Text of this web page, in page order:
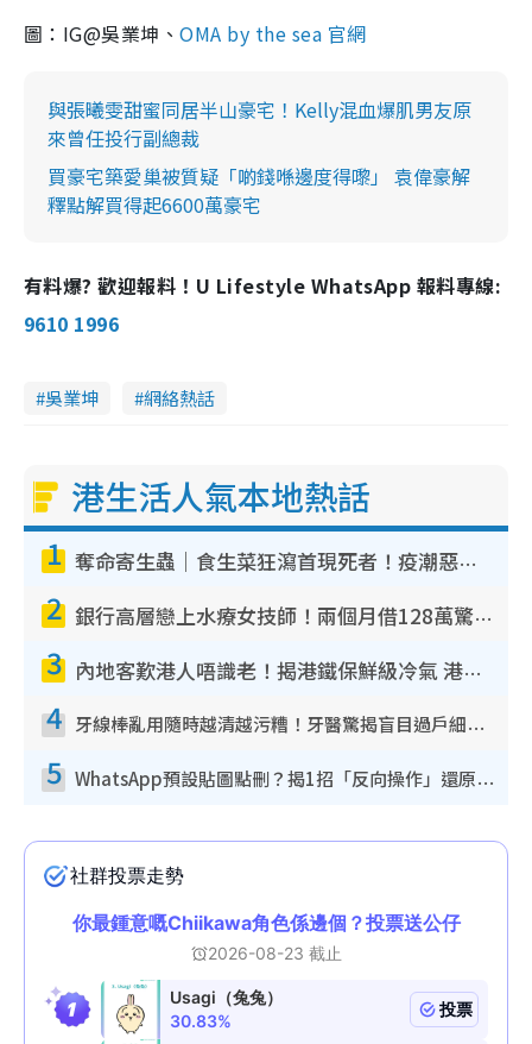
圖：IG@吳業坤、OMA by the sea 官網
與張曦雯甜蜜同居半山豪宅！Kelly混血爆肌男友原
來曾任投行副總裁
買豪宅築愛巢被質疑「啲錢喺邊度得嚟」 袁偉豪解
釋點解買得起6600萬豪宅
有料爆? 歡迎報料！U Lifestyle WhatsApp 報料專線:
9610 1996
吳業坤 網絡熱話
港生活人氣本地熱話
1 奪命寄生蟲｜食生菜狂瀉首現死者！疫潮惡化錄1.8萬宗病例 揭洗菜3大謬誤
2 銀行高層戀上水療女技師！兩個月借128萬驚覺「沉船」沉落火海 揭背後疑似邪教操控賣淫
3 內地客歎港人唔識老！揭港鐵保鮮級冷氣 港人求放過：咪投訴
4 牙線棒亂用隨時越清越污糟！牙醫驚揭盲目過戶細菌恐致蛀牙：呢種先係日常真保養
5 WhatsApp預設貼圖點刪？揭1招「反向操作」還原簡潔介面 附3步實測教學